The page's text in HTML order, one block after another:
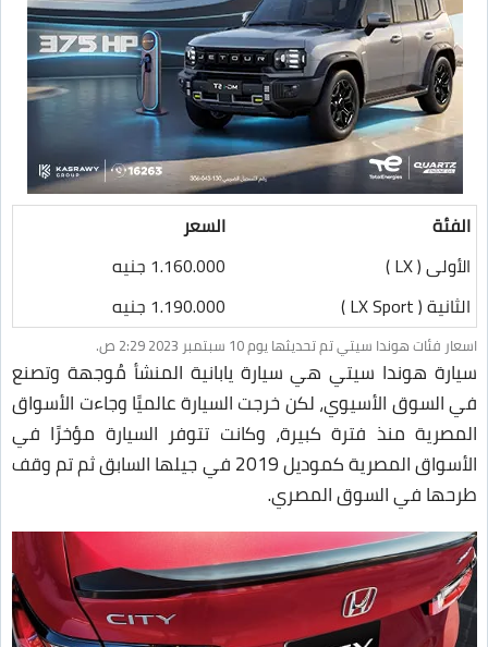
الفئة
السعر
الأولى ( LX )
1.160.000 جنيه
الثانية ( LX Sport )
1.190.000 جنيه
اسعار فئات هوندا سيتي تم تحديثها يوم 10 سبتمبر 2023 2:29 ص.
سيارة هوندا سيتي هي سيارة يابانية المنشأ مُوجهة وتصنع
في السوق الأسيوي، لكن خرجت السيارة عالميًا وجاءت الأسواق
المصرية منذ فترة كبيرة، وكانت تتوفر السيارة مؤخرًا في
الأسواق المصرية كموديل 2019 في جيلها السابق ثم تم وقف
طرحها في السوق المصري.